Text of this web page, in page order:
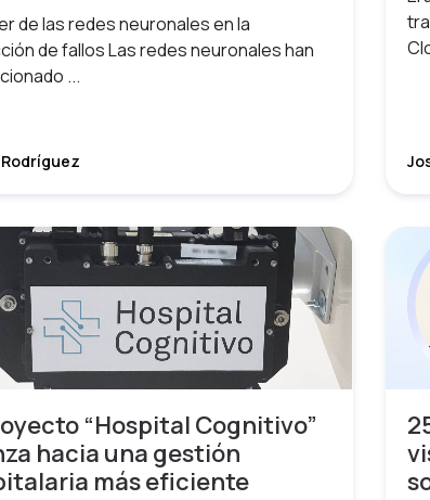
de las redes neuronales en la
de fallos Las redes neuronales han
...
“Hospital Cognitivo”
hacia una gestión
más eficiente